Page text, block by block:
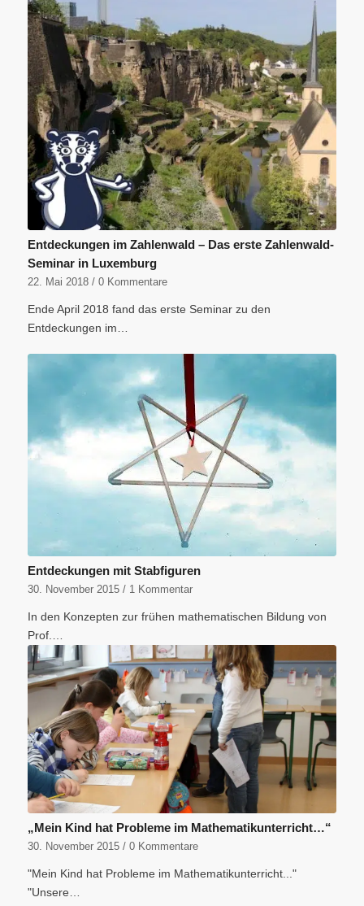
Entdeckungen im Zahlenwald – Das erste Zahlenwald-
Seminar in Luxemburg
22. Mai 2018 / 0 Kommentare
Ende April 2018 fand das erste Seminar zu den
Entdeckungen im…
Entdeckungen mit Stabfiguren
30. November 2015 / 1 Kommentar
In den Konzepten zur frühen mathematischen Bildung von
Prof.…
„Mein Kind hat Probleme im Mathematikunterricht…“
30. November 2015 / 0 Kommentare
"Mein Kind hat Probleme im Mathematikunterricht..."
"Unsere…